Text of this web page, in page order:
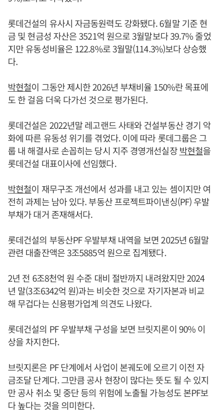
롯데건설의 유사시 자금동원력도 강화됐다. 6월말 기준 현
금 및 현금성 자산은 3521억 원으로 3월말보다 39.7% 줄었
지만 유동성비율은 122.8%로 3월말(114.3%)보다 상승했
다.
박현철이 그동안 제시한 2026년 부채비율 150%란 목표에
도 한 걸음 더욱 다가선 것으로 평가된다.
롯데건설은 2022년말 레고랜드 사태와 건설부동산 경기 악
화에 따른 유동성 위기를 겪었다. 이에 따라 롯데그룹은 그
룹 내 해결사로 손꼽히는 당시 지주 경영개선실장박현철을
롯데건설 대표이사에 선임했다.
박현철이 재무구조 개선에서 성과를 내고 있는 셈이지만 여
전히 과제는 남아 있다. 부동산 프로젝트파이낸싱(PF) 우발
부채가 대거 존재해서다.
롯데건설의 부동산PF 우발부채 내역을 보면 2025년 6월말
관련 대출잔액은 3조5885억 원으로 집계됐다.
2년 전 6조8천억 원 수준 대비 절반까지 내려왔지만 2024
년 말(3조6342억 원)과는 비슷한 것으로 자기자본과 비교
해 무겁다는 신용평가업계 의견도 나왔다.
롯데건설의 PF 우발부채 구성을 보면 브릿지론이 90% 이
상을 차지한다.
브릿지론은 PF 단계에서 사업이 본궤도에 오르기 이전 자
금조달 단계다. 그만큼 공사 현장이 많다는 뜻도 될 수 있지
만 공사 취소 및 중단 등의 위험에 노출될 가능성도 본PF보
다 높다는 것을 의미한다.